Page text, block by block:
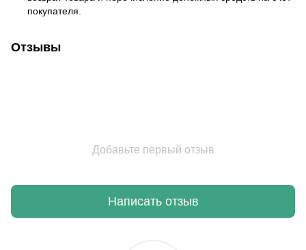
покупателя.
Отзывы
Добавьте первый отзыв
Написать отзыв